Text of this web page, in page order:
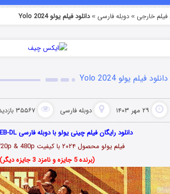
فیلم خارجی » دوبله فارسی »دانلود فیلم یولو Yolo 2024
دانلود فیلم یولو Yolo 2024
۲۹ مهر ۱۴۰۳ دوبله فارسی ۳۵۵۶۷ بازدید
دانلود رایگان فیلم چینی یولو با دوبله فارسی Yolo 2024 WEB-DL
فیلم یولو محصول ۲۰۲۴ با کیفیت 1080p & 720p & 480p
(برنده 5 جایزه و نامزد 3 جایزه دیگر)